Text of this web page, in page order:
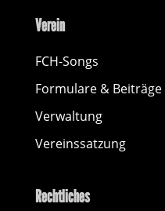
Verein
FCH-Songs
Formulare & Beiträge
Verwaltung
Vereinssatzung
Rechtliches